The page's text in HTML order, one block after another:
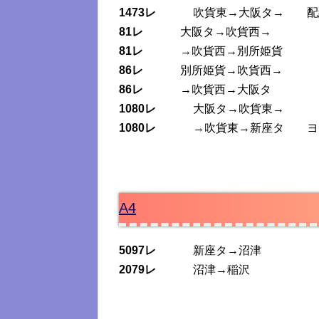
1473レ 吹貨東→大阪タ→ 配
81レ 大阪タ→吹貨西→
81レ →吹貨西→別所姫貨
86レ 別所姫貨→吹貨西→
86レ →吹貨西→大阪タ
1080レ 大阪タ→吹貨東→
1080レ →吹貨東→新座タ ヨ
A4
5097レ 新座タ→沼津
2079レ 沼津→稲沢